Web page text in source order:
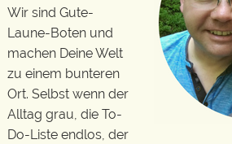
Wir sind Gute-
Laune-Boten und
machen Deine Welt
zu einem bunteren
Ort. Selbst wenn der
Alltag grau, die To-
Do-Liste endlos, der